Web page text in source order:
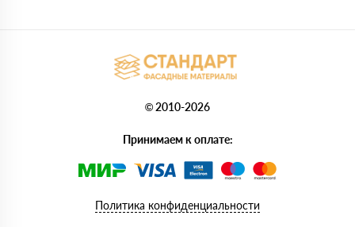
© 2010-2026
Принимаем к оплате:
Политика конфиденциальности